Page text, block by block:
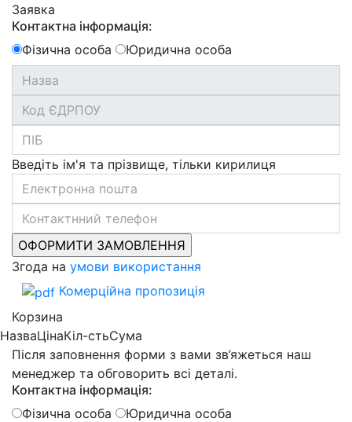
Заявка
Контактна інформація:
Фізична особа
Юридична особа
Введіть ім'я та прізвище, тільки кирилиця
Згода на умови використання
Комерційна пропозиція
Корзина
НазваЦінаКіл-стьСума
Після заповнення форми з вами зв’яжеться наш
менеджер та обговорить всі деталі.
Контактна інформація:
Фізична особа
Юридична особа